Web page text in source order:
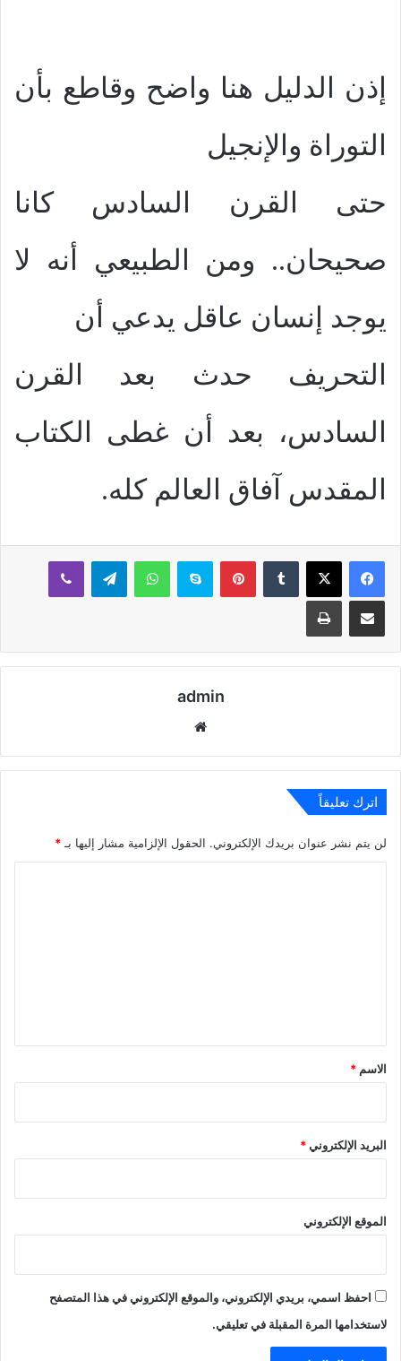
إذن الدليل هنا واضح وقاطع بأن
التوراة والإنجيل
حتى القرن السادس كانا
صحيحان.. ومن الطبيعي أنه لا
يوجد إنسان عاقل يدعي أن
التحريف حدث بعد القرن
السادس، بعد أن غطى الكتاب
المقدس آفاق العالم كله.
بينتيريستسكايب واتساب تيلقرام ڤايبر
مشاركة عبر البريد طباعة
admin
اترك تعليقاً
لن يتم نشر عنوان بريدك الإلكتروني. الحقول الإلزامية مشار إليها بـ *
*
الاسم *
البريد الإلكتروني*
الموقع الإلكتروني
احفظ اسمي، بريدي الإلكتروني، والموقع الإلكتروني في هذا المتصفح
لاستخدامها المرة المقبلة في تعليقي.